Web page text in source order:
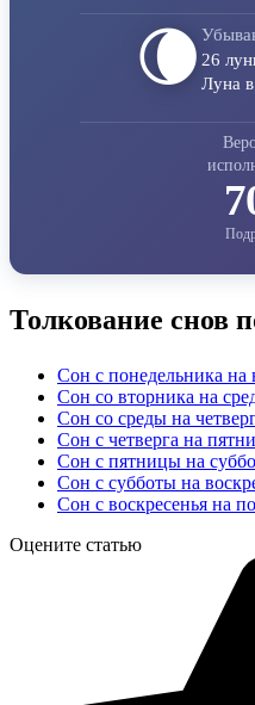
🌘 26
Луна
Толкование снов
Сон с понедельника на
Сон со вторника на
Сон со среды на
Сон с четверга на
Сон с пятницы на
Сон с субботы на
Сон с воскресенья на
Оцените статью